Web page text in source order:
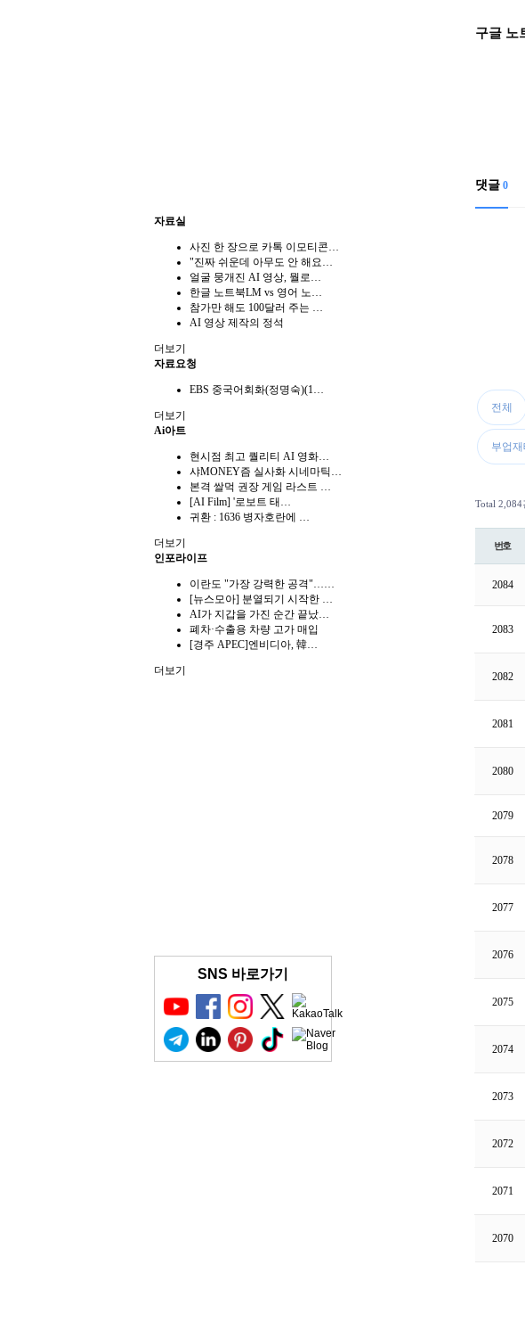
자료실
사진 한 장으로 카톡 이모티콘…
"진짜 쉬운데 아무도 안 해요…
얼굴 뭉개진 AI 영상, 뭘로…
한글 노트북LM vs 영어 노…
참가만 해도 100달러 주는 …
AI 영상 제작의 정석
더보기
자료요청
EBS 중국어회화(정명숙)(1…
더보기
Ai아트
현시점 최고 퀄리티 AI 영화…
샤MONEY즘 실사화 시네마틱…
본격 쌀먹 권장 게임 라스트 …
[AI Film] '로보트 태…
귀환 : 1636 병자호란에 …
더보기
인포라이프
이란도 "가장 강력한 공격"……
[뉴스모아] 분열되기 시작한 …
AI가 지갑을 가진 순간 끝났…
폐차·수출용 차량 고가 매입
[경주 APEC]엔비디아, 韓…
더보기
SNS 바로가기
구글 노
댓글 0
전체
부업
Total 2,084
번호
2084
2083
2082
2081
2080
2079
2078
2077
2076
2075
2074
2073
2072
2071
2070